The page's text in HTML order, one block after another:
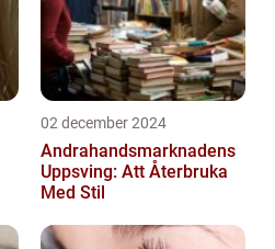
02 december 2024
Andrahandsmarknadens
Uppsving: Att Återbruka
Med Stil